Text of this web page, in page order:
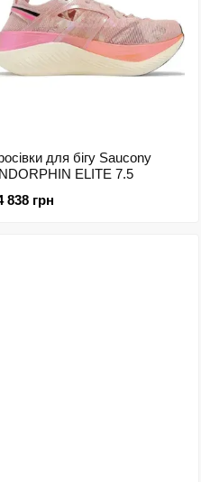
для бігу Saucony
ELITE 7.5
838 грн